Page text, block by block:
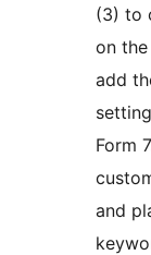
(3) to
on
add
Form
and place